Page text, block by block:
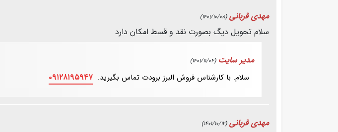
مهدی قربانی (1401/10/08)
سلام تحویل دیگ بصورت نقد و قسط امکان دارد
مدیر سایت (1401/11/04)
سلام. با کارشناس فروش البرز برودت تماس بگیرید. ۰۹۱۲۸۱۹۵۹۴۷
مهدی قربانی (1401/10/12)